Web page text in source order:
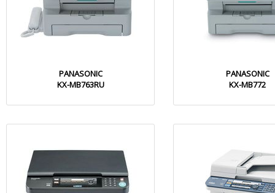
PANASONIC
KX-MB763RU
PANASONIC
KX-MB772